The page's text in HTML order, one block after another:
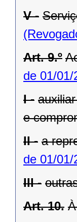
V -
Art. 9.º
de 01/01/
I -
e
II - a
de 01/01/
III -
Art. 10.